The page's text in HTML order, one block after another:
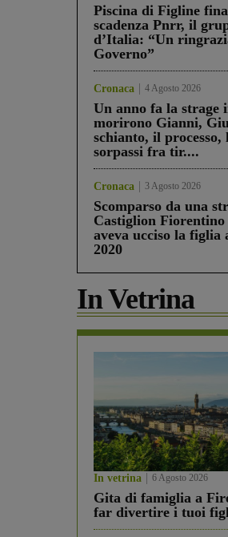
Piscina di Figline
scadenza Pnrr, il
d’Italia: “Un
Governo”
Cronaca 4 Agosto 2026
Un anno fa la strage
morirono Gianni,
schianto, il processo,
sorpassi fra tir....
Cronaca 3 Agosto 2026
Scomparso da una
Castiglion Fiorentino
aveva ucciso la figlia
2020
In Vetrina
In vetrina 6 Agosto 2026
Gita di famiglia a
far divertire i tuoi